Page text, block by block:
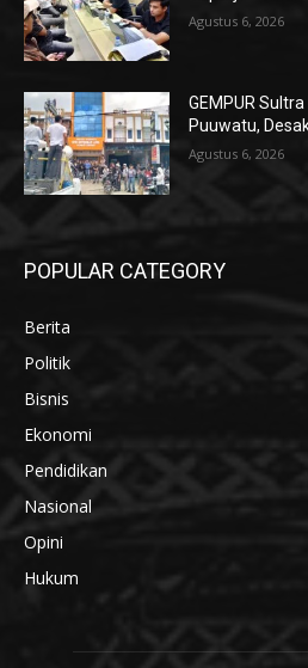
Agustus 6, 2026
GEMPUR
Puuwatu,
Agustus 6, 2026
POPULAR CATEGORY
Berita
Politik
Bisnis
Ekonomi
Pendidikan
Nasional
Opini
Hukum